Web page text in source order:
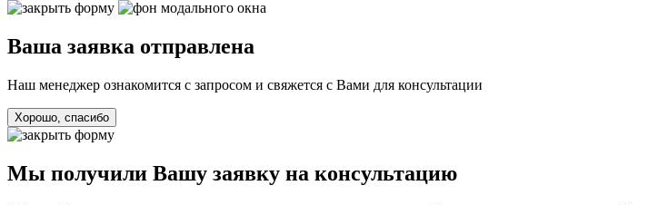
Ваша заявка отправлена
Наш менеджер ознакомится с запросом и свяжется с Вами для консультации
Хорошо, спасибо
Мы получили Вашу заявку на консультацию